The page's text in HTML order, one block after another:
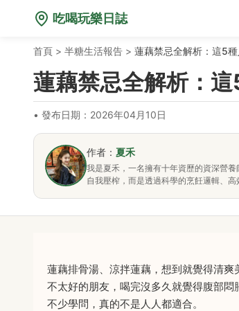
吃喝玩樂日誌
首頁 > 半糖生活報告 > 蓮藕禁忌全解析：這5
蓮藕禁忌全解析：
• 發布日期：2026年04月10日
作者： 夏禾
我是夏禾，一名擁有十年資歷的資深營
自我壓榨，而是透過科學的烹飪邏輯、
蓮藕排骨湯、涼拌蓮藕，想到就覺得清
不太好的朋友，喝完沒多久就覺得腹部
不少學問，真的不是人人都適合。